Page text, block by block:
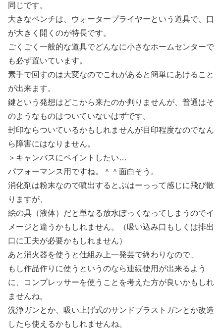
同じです。
大きなペンチは、ウォータープライヤーという道具で、口
が大きく開くのが特長です。
ごくごく一般的な道具でどんなに小さなホームセンターで
も必ず置いています。
素手で回すのは大変なのでこれがあると簡単にあけること
が出来ます。
鍵という発想はどこから来たのか判りませんが、普通はそ
のようなものはついていないはずです。
封印ならついているかもしれませんが目印程度なのでなん
ら障害にはなりません。
＞キャンバスにペイントしたい…
パフォーマンス用ですね。＾＾面白そう。
消化剤は粉末なので噴出するとぶはーっって感じに飛び散
りますが、
絵の具（液体）だと単なる放水ぽっくなってしまうのでイ
メージと違うかもしれません。（吸い込み口もしくは排出
口に工夫が必要かもしれません）
あと消火器を使うと仕組み上一発芸で終わりなので、
もし作品作りに使うというのなら連続使用が出来るよう
に、コンプレッサーを使うことを考えた方が良いかもしれ
ませんね。
洗浄ガンとか、吸い上げ式のサンドブラストガンとか改造
したら使えるかもしれませんね。